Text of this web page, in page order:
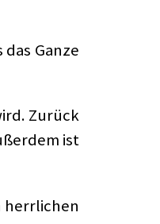
Ganze
Zurück
ist
herrlichen